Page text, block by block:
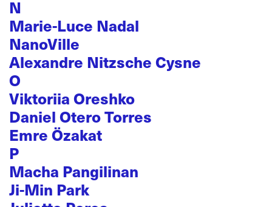
N
Marie-Luce Nadal
NanoVille
Alexandre Nitzsche Cysne
O
Viktoriia Oreshko
Daniel Otero Torres
Emre Özakat
P
Macha Pangilinan
Ji-Min Park